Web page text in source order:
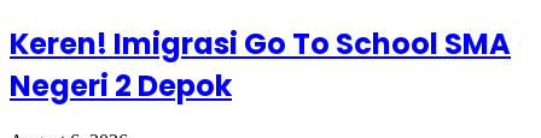
Keren! Imigrasi Go To School SMA
Negeri 2 Depok